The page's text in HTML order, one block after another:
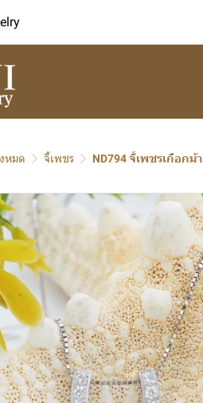
หมด จี้เพชร ND794 จี้เพชรเกือกม้า